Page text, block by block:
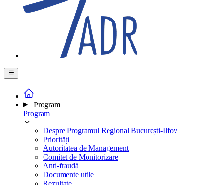
Program
Program
Despre Programul Regional București-Ilfov
Priorități
Autoritatea de Management
Comitet de Monitorizare
Anti-fraudă
Documente utile
Rezultate